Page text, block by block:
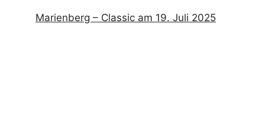
Marienberg – Classic am 19. Juli 2025